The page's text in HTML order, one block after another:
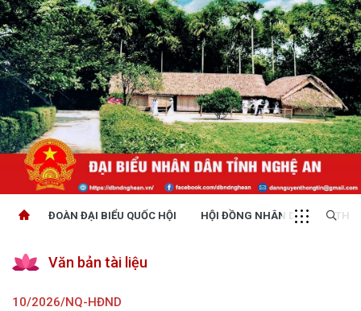
ĐOÀN ĐẠI BIỂU QUỐC HỘI HỘI ĐỒNG NHÂN DÂN
Văn bản tài liệu
10/2026/NQ-HĐND